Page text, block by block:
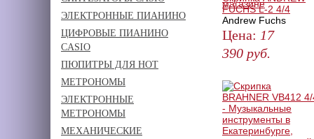
FUCHS L-2 4/4
Andrew Fuchs
Цена: 17
390 руб.
ЭЛЕКТРОННЫЕ ПИАНИНО
ЦИФРОВЫЕ ПИАНИНО
CASIO
ПЮПИТРЫ ДЛЯ НОТ
МЕТРОНОМЫ
ЭЛЕКТРОННЫЕ
МЕТРОНОМЫ
МЕХАНИЧЕСКИЕ